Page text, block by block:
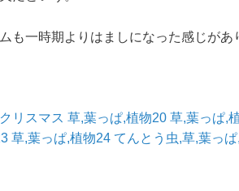
も一時期よりはましになった感じがあ
リスマス 草,葉っぱ,植物20 草,葉っぱ,
草,葉っぱ,植物24 てんとう虫,草,葉っ